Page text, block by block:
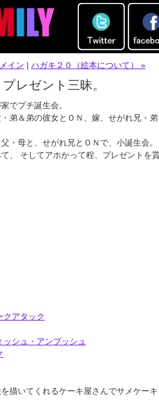
メイン | ハガキ２０（絵本について） »
レゼント三昧。
でプチ誕生会。
弟＆弟の彼女とＯＮ、嫁、せがれ兄・
・母と、せがれ兄とＯＮで、小誕生会。
、 そしてアホかって程、プレゼントを
クアタック
ッシュ・アンブッシュ
描いてくれるケーキ屋さんでサメケー